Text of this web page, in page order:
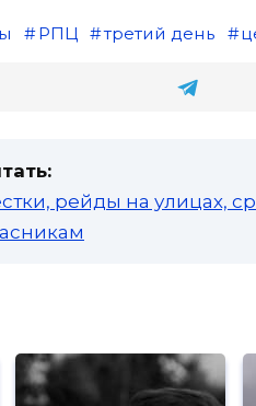
РПЦ третий день
рейды на улицах,